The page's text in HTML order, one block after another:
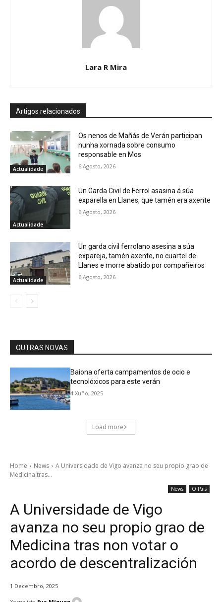
Lara R Mira
Artigos relacionados
Actualidade
Os nenos de Mañás de Verán participan
nunha xornada sobre consumo
responsable en Mos
6 Agosto, 2026
Actualidade
Un Garda Civil de Ferrol asasina á súa
exparella en Llanes, que tamén era axente
6 Agosto, 2026
Actualidade
Un garda civil ferrolano asesina a súa
expareja, tamén axente, no cuartel de
Llanes e morre abatido por compañeiros
6 Agosto, 2026
OUTRAS NOVAS
Baiona oferta campamentos de ocio e
tecnolóxicos para este verán
4 Xuño, 2025
Load more